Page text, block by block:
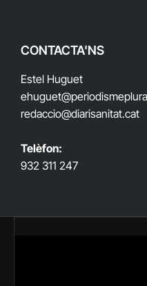
CONTACTA'NS
Estel Huguet
ehuguet
redaccio@diarisanitat.cat
Telèfon:
932 311 247